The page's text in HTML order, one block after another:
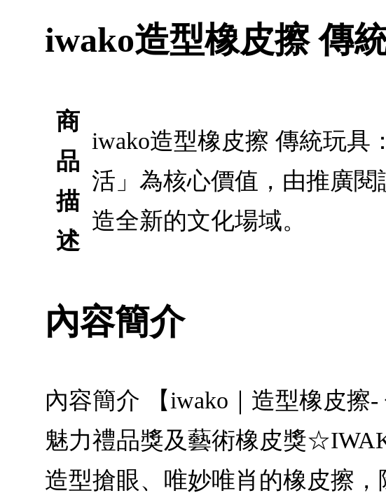
iwako造型橡皮擦 傳
商
品
描
述
iwako造型橡皮擦 傳統玩具
活」為核心價值，由推廣
造全新的文化場域。
內容簡介
內容簡介 【iwako｜造型橡皮
魅力禮品獎及藝術橡皮獎
造型搶眼、唯妙唯肖的橡皮擦